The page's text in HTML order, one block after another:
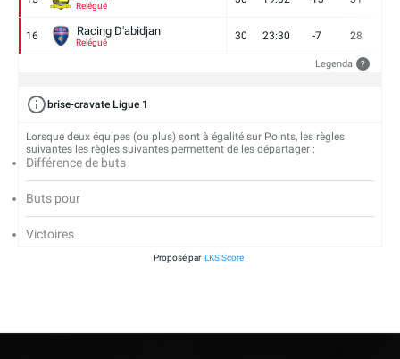
Relégué
16 Racing D'abidjan
Relégué
30 23:30 -7 28
Legenda ?
brise-cravate Ligue 1
Lorsque deux équipes (ou plus) sont à égalité sur Points, les règles
suivantes les règles suivantes permettent de les départager :
Différence de buts
Buts pour
Victoires
Proposé par LKS Score